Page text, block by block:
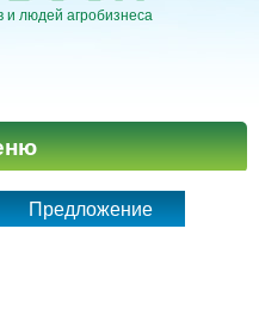
людей агробизнеса
Предложение